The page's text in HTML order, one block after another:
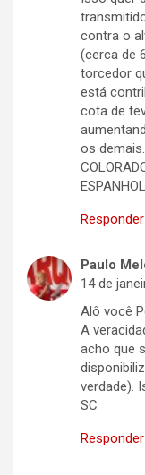
contra o
(cerca de
torcedor
está
cota de
os demais.
Responder
Paulo
14 de
Alô você
A
acho que
verdade).
SC
Responder